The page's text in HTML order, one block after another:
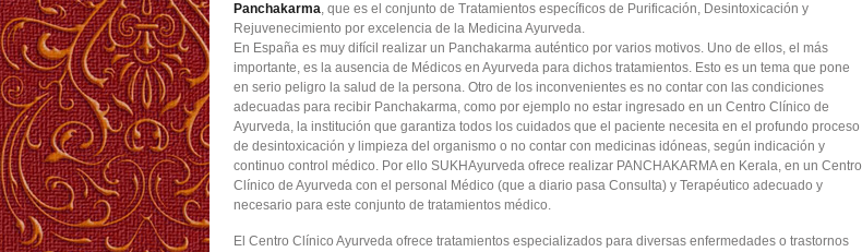
Panchakarma, que es el conjunto de Tratamientos específicos de Purificación, Desintoxicación y
Rejuvenecimiento por excelencia de la Medicina Ayurveda.
En España es muy difícil realizar un Panchakarma auténtico por varios motivos. Uno de ellos, el más
importante, es la ausencia de Médicos en Ayurveda para dichos tratamientos. Esto es un tema que pone
en serio peligro la salud de la persona. Otro de los inconvenientes es no contar con las condiciones
adecuadas para recibir Panchakarma, como por ejemplo no estar ingresado en un Centro Clínico de
Ayurveda, la institución que garantiza todos los cuidados que el paciente necesita en el profundo proceso
de desintoxicación y limpieza del organismo o no contar con medicinas idóneas, según indicación y
continuo control médico. Por ello SUKHAyurveda ofrece realizar PANCHAKARMA en Kerala, en un Centro
Clínico de Ayurveda con el personal Médico (que a diario pasa Consulta) y Terapéutico adecuado y
necesario para este conjunto de tratamientos médico.
El Centro Clínico Ayurveda ofrece tratamientos especializados para diversas enfermedades o trastornos